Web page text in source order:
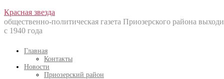
Перейти
к
содержанию
Красная звезда
общественно-политическая газета Приозерского района
с 1940 года
Главная
Контакты
Новости
Приозерский район